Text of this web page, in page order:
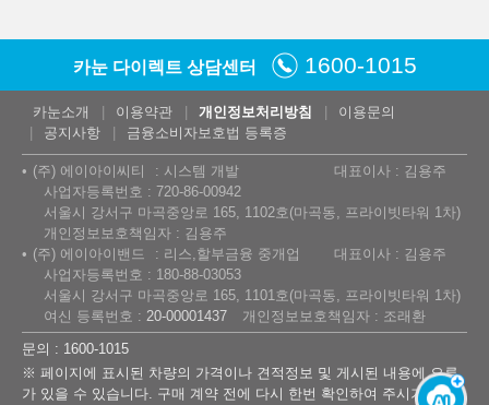
카눈 다이렉트 상담센터 1600-1015
카눈소개 이용약관 개인정보처리방침
이용문의
공지사항
금융소비자보호법 등록증
(주) 에이아이씨티 시스템 개발
대표이사 : 김용주
사업자등록번호 : 720-86-00942
서울시 강서구 마곡중앙로 165, 1102호(마곡동, 프라이빗타워 1차)
개인정보보호책임자 : 김용주
(주) 에이아이밴드
리스,할부금융 중개업
대표이사 : 김용주
사업자등록번호 : 180-88-03053
서울시 강서구 마곡중앙로 165, 1101호(마곡동, 프라이빗타워 1차)
여신 등록번호 : 20-00001437
개인정보보호책임자 : 조래환
문의 : 1600-1015
※ 페이지에 표시된 차량의 가격이나 견적정보 및 게시된 내용에 오류
가 있을 수 있습니다. 구매 계약 전에 다시 한번 확인하여 주시기 바랍